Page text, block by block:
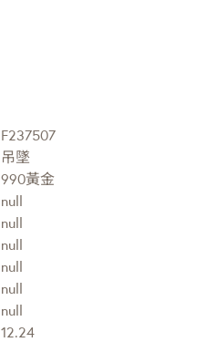
F237507
吊墜
990黃金
null
null
null
null
null
null
12.24